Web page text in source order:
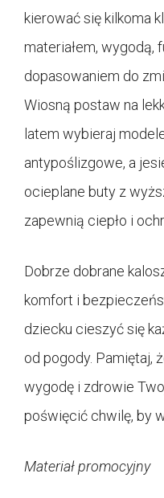
kierować się kilkoma
materiałem, wygodą,
dopasowaniem do
Wiosną postaw na
latem wybieraj
antypoślizgowe, a
ocieplane buty z
zapewnią ciepło i
Dobrze dobrane
komfort i
dziecku cieszyć się
od pogody. Pamiętaj,
wygodę i zdrowie
poświęcić chwilę, by
Materiał promocyjny